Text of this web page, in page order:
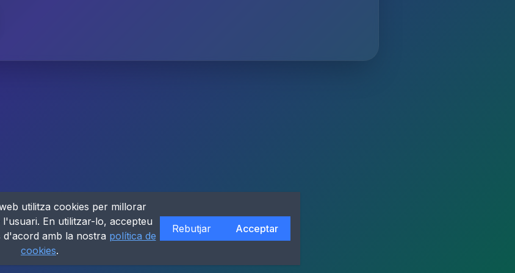
utilitza cookies per millorar
En utilitzar-lo, accepteu
d'acord amb la nostra política de
cookies.
Rebutjar Acceptar